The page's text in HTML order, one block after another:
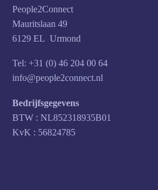
People2Connect
Mauritslaan 49
6129 EL Urmond
Tel: +31 (0) 46 204 00 64
info@people2connect.nl
Bedrijfsgegevens
BTW : NL852318935B01
KvK : 56824785